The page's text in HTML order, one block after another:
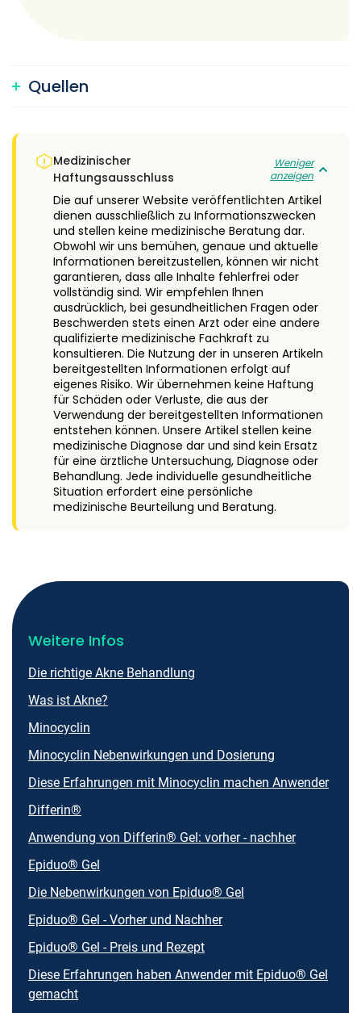
Quellen
Medizinischer
Haftungsausschluss
Weniger
anzeigen
Die auf unserer Website veröffentlichten Artikel
dienen ausschließlich zu Informationszwecken
und stellen keine medizinische Beratung dar.
Obwohl wir uns bemühen, genaue und aktuelle
Informationen bereitzustellen, können wir nicht
garantieren, dass alle Inhalte fehlerfrei oder
vollständig sind. Wir empfehlen Ihnen
ausdrücklich, bei gesundheitlichen Fragen oder
Beschwerden stets einen Arzt oder eine andere
qualifizierte medizinische Fachkraft zu
konsultieren. Die Nutzung der in unseren Artikeln
bereitgestellten Informationen erfolgt auf
eigenes Risiko. Wir übernehmen keine Haftung
für Schäden oder Verluste, die aus der
Verwendung der bereitgestellten Informationen
entstehen können. Unsere Artikel stellen keine
medizinische Diagnose dar und sind kein Ersatz
für eine ärztliche Untersuchung, Diagnose oder
Behandlung. Jede individuelle gesundheitliche
Situation erfordert eine persönliche
medizinische Beurteilung und Beratung.
Weitere Infos
Die richtige Akne Behandlung
Was ist Akne?
Minocyclin
Minocyclin Nebenwirkungen und Dosierung
Diese Erfahrungen mit Minocyclin machen Anwender
Differin®
Anwendung von Differin® Gel: vorher - nachher
Epiduo® Gel
Die Nebenwirkungen von Epiduo® Gel
Epiduo® Gel - Vorher und Nachher
Epiduo® Gel - Preis und Rezept
Diese Erfahrungen haben Anwender mit Epiduo® Gel
gemacht